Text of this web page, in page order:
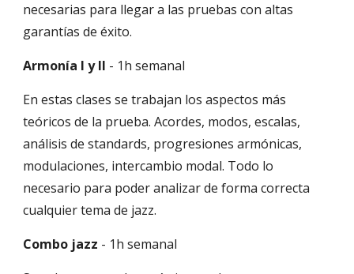
necesarias para llegar a las pruebas con altas
garantías de éxito.
Armonía I y II - 1h semanal
En estas clases se trabajan los aspectos más
teóricos de la prueba. Acordes, modos, escalas,
análisis de standards, progresiones armónicas,
modulaciones, intercambio modal. Todo lo
necesario para poder analizar de forma correcta
cualquier tema de jazz.
Combo jazz - 1h semanal